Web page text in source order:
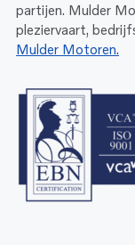
partijen. Mulder
pleziervaart,
Mulder Motoren.